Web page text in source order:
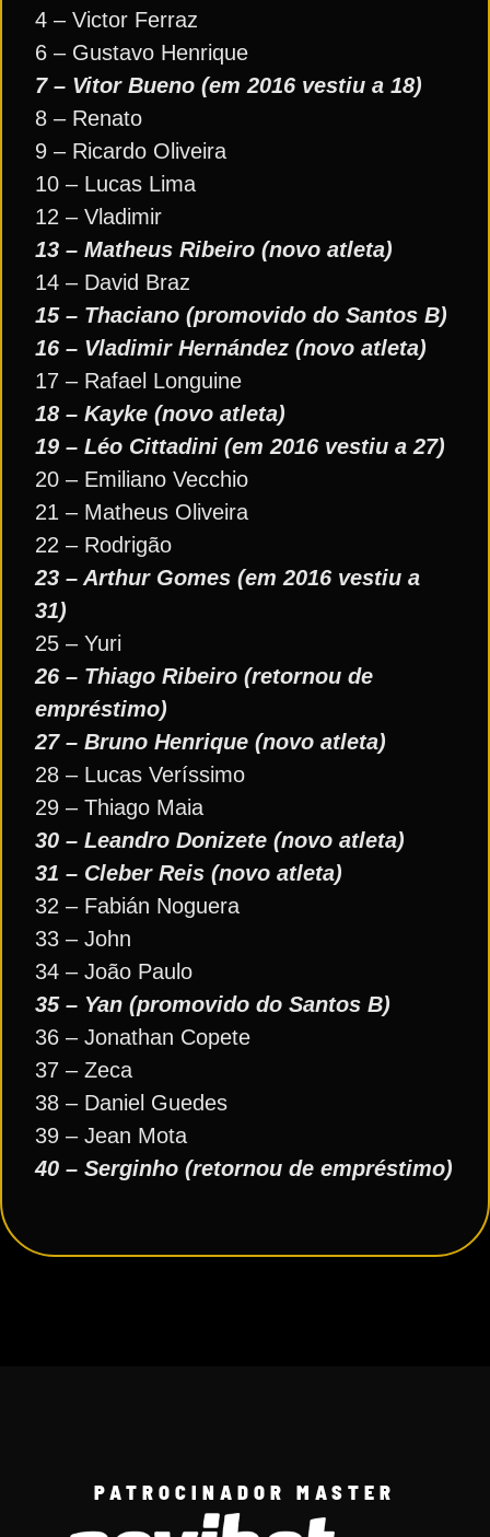
4 – Victor Ferraz
6 – Gustavo Henrique
7 – Vitor Bueno (em 2016 vestiu a 18)
8 – Renato
9 – Ricardo Oliveira
10 – Lucas Lima
12 – Vladimir
13 – Matheus Ribeiro (novo atleta)
14 – David Braz
15 – Thaciano (promovido do Santos B)
16 – Vladimir Hernández (novo atleta)
17 – Rafael Longuine
18 – Kayke (novo atleta)
19 – Léo Cittadini (em 2016 vestiu a 27)
20 – Emiliano Vecchio
21 – Matheus Oliveira
22 – Rodrigão
23 – Arthur Gomes (em 2016 vestiu a
31)
25 – Yuri
26 – Thiago Ribeiro (retornou de
empréstimo)
27 – Bruno Henrique (novo atleta)
28 – Lucas Veríssimo
29 – Thiago Maia
30 – Leandro Donizete (novo atleta)
31 – Cleber Reis (novo atleta)
32 – Fabián Noguera
33 – John
34 – João Paulo
35 – Yan (promovido do Santos B)
36 – Jonathan Copete
37 – Zeca
38 – Daniel Guedes
39 – Jean Mota
40 – Serginho (retornou de empréstimo)
PATROCINADOR MASTER